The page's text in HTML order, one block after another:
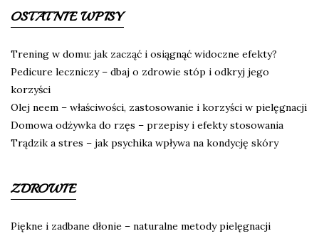
OSTATNIE WPISY
Trening w domu: jak zacząć i osiągnąć widoczne efekty?
Pedicure leczniczy – dbaj o zdrowie stóp i odkryj jego
korzyści
Olej neem – właściwości, zastosowanie i korzyści w pielęgnacji
Domowa odżywka do rzęs – przepisy i efekty stosowania
Trądzik a stres – jak psychika wpływa na kondycję skóry
ZDROWIE
Piękne i zadbane dłonie – naturalne metody pielęgnacji